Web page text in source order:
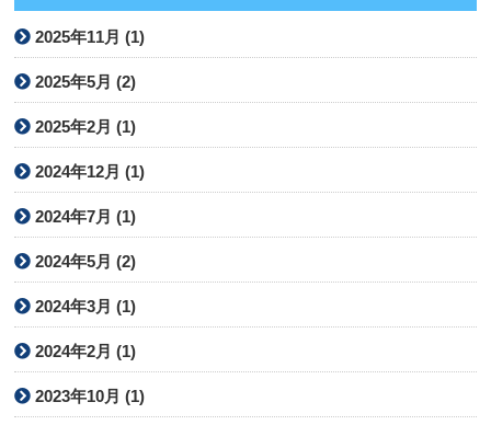
2025年11月 (1)
2025年5月 (2)
2025年2月 (1)
2024年12月 (1)
2024年7月 (1)
2024年5月 (2)
2024年3月 (1)
2024年2月 (1)
2023年10月 (1)